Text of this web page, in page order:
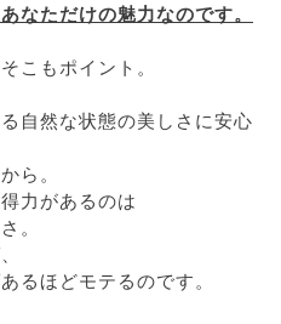
なただけの魅力なのです。
こもポイント。
自然な状態の美しさに安心
ら。
力があるのは
。
るほどモテるのです。